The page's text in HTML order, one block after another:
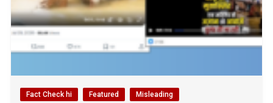
Fact Check hi Featured Misleading